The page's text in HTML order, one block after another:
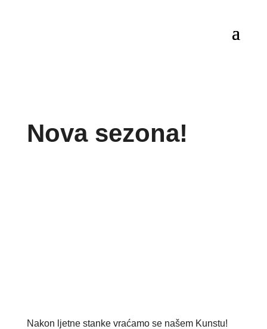
Nova sezona!
Nakon ljetne stanke vraćamo se našem Kunstu!